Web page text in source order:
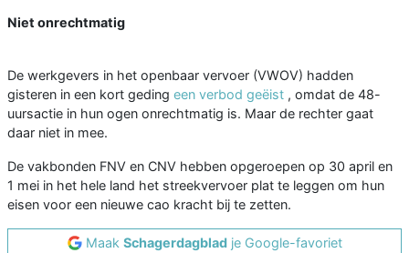
Niet onrechtmatig
De werkgevers in het openbaar vervoer (VWOV) hadden
gisteren in een kort geding een verbod geëist , omdat de 48-
uursactie in hun ogen onrechtmatig is. Maar de rechter gaat
daar niet in mee.
De vakbonden FNV en CNV hebben opgeroepen op 30 april en
1 mei in het hele land het streekvervoer plat te leggen om hun
eisen voor een nieuwe cao kracht bij te zetten.
Maak Schagerdagbladje Google-favoriet